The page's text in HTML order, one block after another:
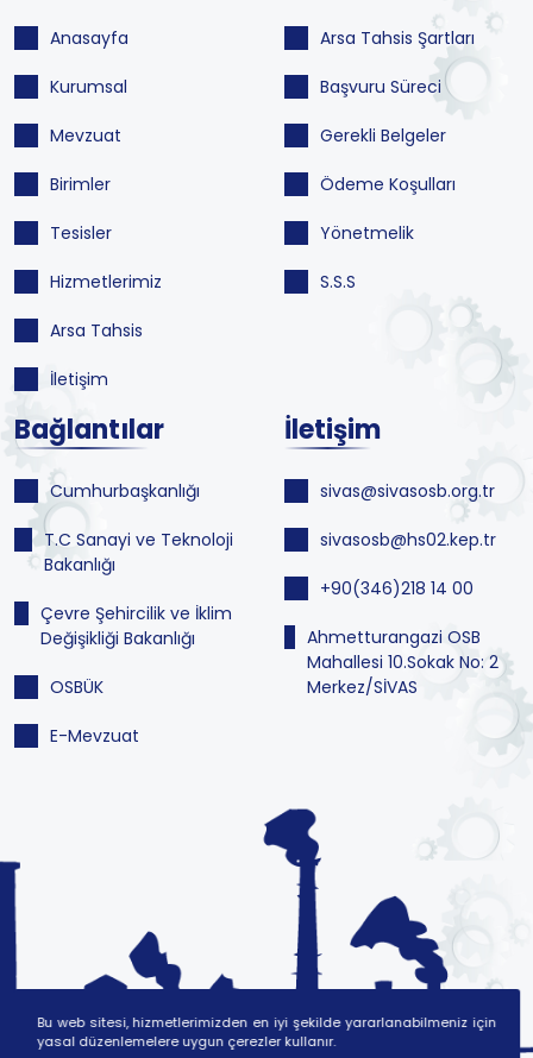
Anasayfa
Kurumsal
Mevzuat
Birimler
Tesisler
Hizmetlerimiz
Arsa Tahsis
İletişim
Arsa Tahsis Şartları
Başvuru Süreci
Gerekli Belgeler
Ödeme Koşulları
Yönetmelik
S.S.S
Bağlantılar
Cumhurbaşkanlığı
T.C Sanayi ve Teknoloji
Bakanlığı
Çevre Şehircilik ve İklim
Değişikliği Bakanlığı
OSBÜK
E-Mevzuat
İletişim
sivas@sivasosb.org.tr
sivasosb@hs02.kep.tr
+90(346)218 14 00
Ahmetturangazi OSB
Mahallesi 10.Sokak No: 2
Merkez/SİVAS
Bu web sitesi, hizmetlerimizden en iyi şekilde yararlanabilmeniz için
yasal düzenlemelere uygun çerezler kullanır.